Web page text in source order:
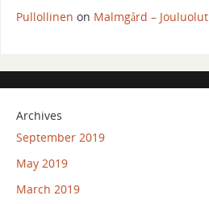
Pullollinen on Malmgård – Jouluolut
Archives
September 2019
May 2019
March 2019